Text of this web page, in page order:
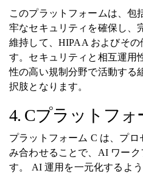
このプラットフォームは、包
牢なセキュリティを確保し、
維持して、HIPAA およびその
す。セキュリティと相互運用
性の高い規制分野で活動する
択肢となります。
4. Cプラットフォ
プラットフォーム C は、プ
み合わせることで、AI ワー
す。 AI 運用を一元化するよ